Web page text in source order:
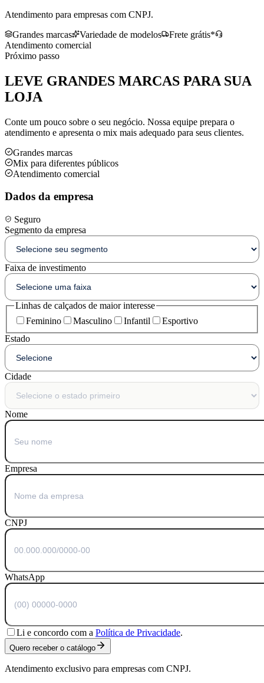
Atendimento para empresas com CNPJ.
Grandes marcas
Variedade de modelos
Frete grátis*
Atendimento comercial
Próximo passo
LEVE GRANDES MARCAS PARA SUA
LOJA
Conte um pouco sobre o seu negócio. Nossa equipe prepara o
atendimento e apresenta o mix mais adequado para seus clientes.
Grandes marcas
Mix para diferentes públicos
Atendimento comercial
Dados da empresa
Seguro
Segmento da empresa
Faixa de investimento
Linhas de calçados de maior interesse
Feminino
Masculino Infantil
Esportivo
Estado
Cidade
Nome
Empresa
CNPJ
WhatsApp
Li e concordo com a Política de Privacidade.
Quero receber o catálogo
Atendimento exclusivo para empresas com CNPJ.